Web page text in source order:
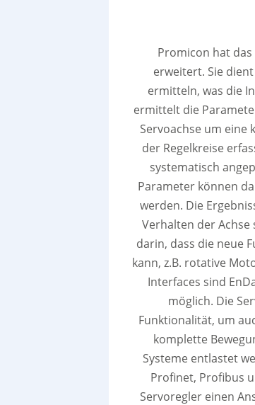
Promicon hat
erweitert. Sie
ermitteln, was die
ermittelt die
Servoachse um eine
der Regelkreise
systematisch
Parameter können
werden. Die
Verhalten der
darin, dass die neue
kann, z.B. rotative
Interfaces sind
möglich. Die
Funktionalität, um
komplette
Systeme entlastet
Profinet, Profibus
Servoregler einen